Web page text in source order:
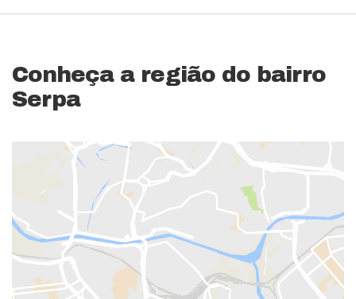
Conheça a região do bairro
Serpa